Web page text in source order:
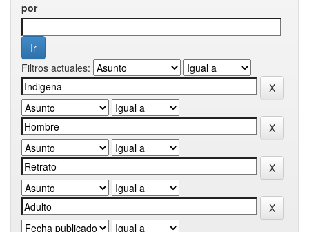
por
Filtros actuales: